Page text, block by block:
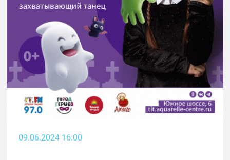
09.06.2024 16:00